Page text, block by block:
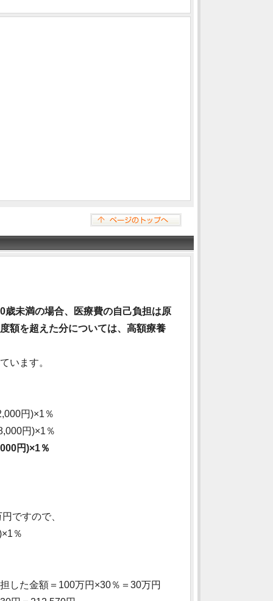
歳未満の場合、医療費の自己負担は原
額を超えた分については、高額療養
います。
円)×1％
円)×1％
円)×1％
ですので、
％
した金額＝100万円×30％＝30万円